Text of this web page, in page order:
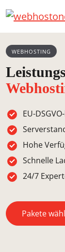
WEBHOSTING
EU-
Hohe
Schnelle
24/7
Pakete